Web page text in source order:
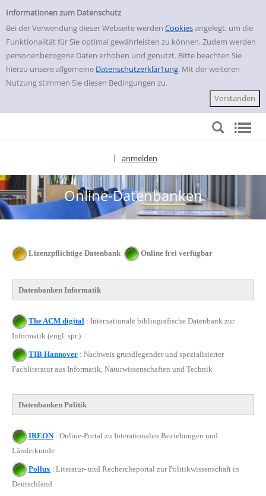
Online-Datenbanken
Informationen zum Datenschutz
Bei der Verwendung dieser Webseite werden Cookiesangelegt, um die
Funktionalität für Sie optimal gewährleisten zu können. Zudem werden
personenbezogene Daten erhoben und genutzt. Bitte beachten Sie
hierzu unsere allgemeine Datenschutzerklär1ung. Mit der weiteren
Nutzung stimmen Sie diesen Bedingungen zu.
zur Navigation springen
zum Inhalt springen
anmelden
Online-Datenbanken
Lizenzpflichtige Datenbank Online frei verfügbar
Datenbanken Informatik
The ACM digital : Internationale bibliografische Datenbank zur
Informatik (engl. spr.)
TIB Hannover : Nachweis grundlegender und spezialisierter
Fachliteratur aus Informatik, Naturwissenschaften und Technik
Datenbanken Politik
IREON : Online-Portal zu Interationalen Beziehungen und
Länderkunde
Pollux : Literatur- und Rechercheportal zur Politikwissenschaft in
Deutschland